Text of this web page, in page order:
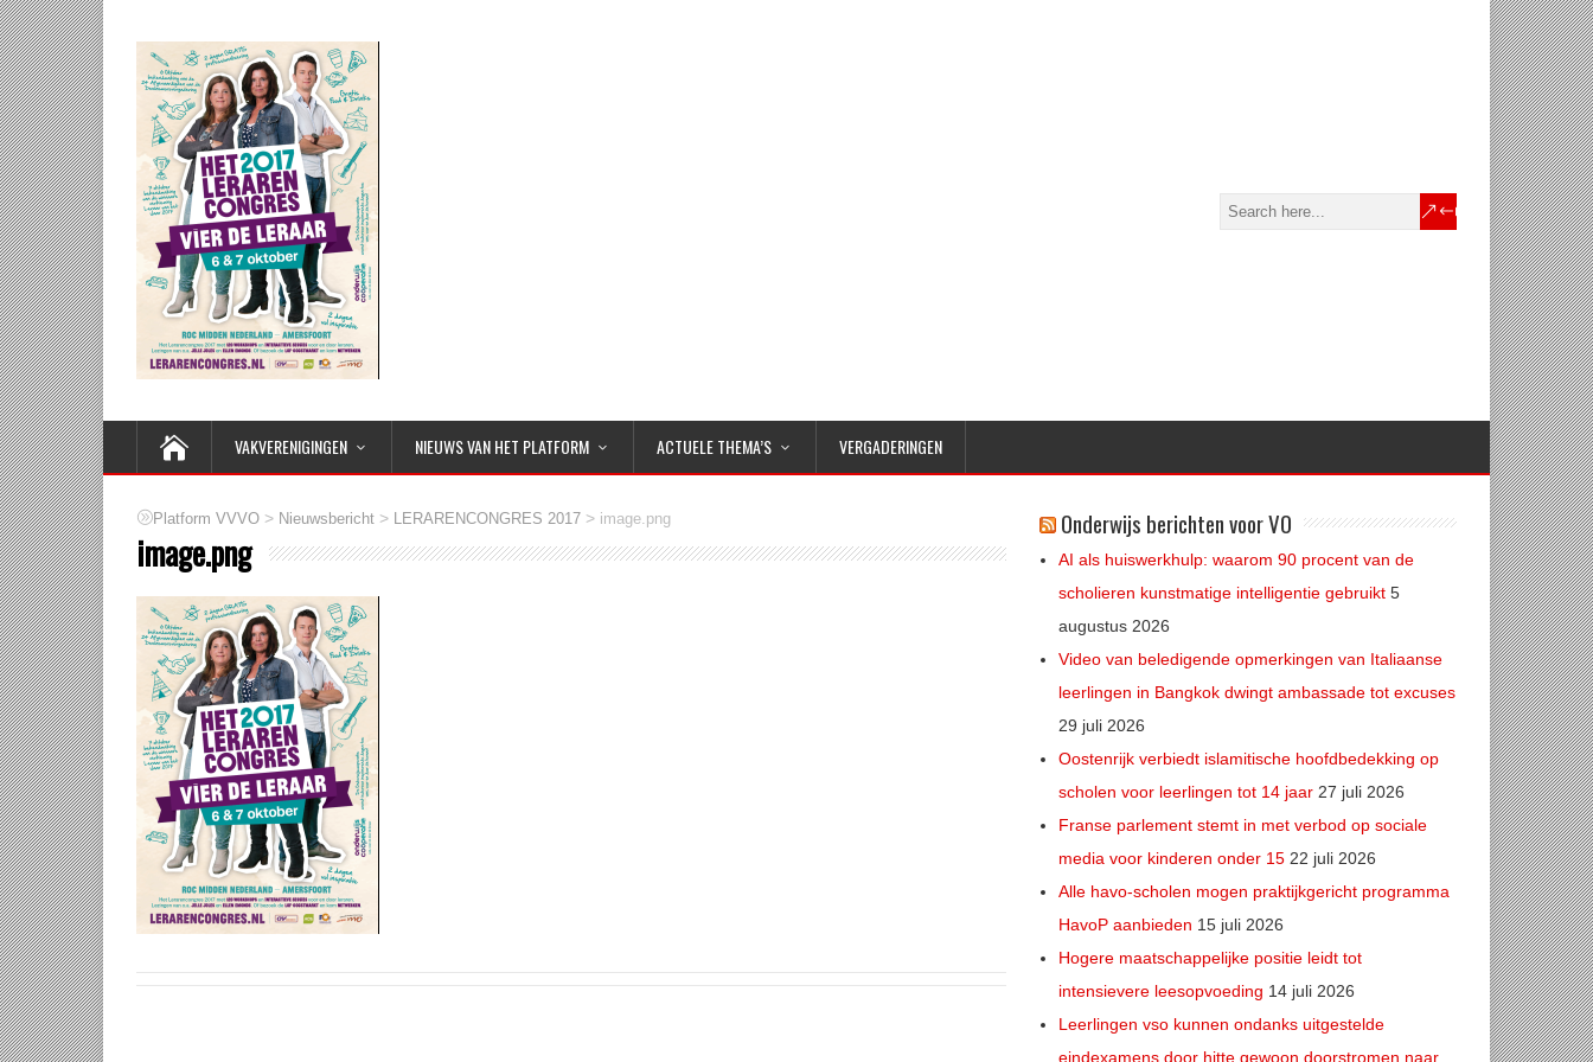
VAKVERENIGINGEN NIEUWS VAN HET PLATFORM ACTUELE THEMA’S VERGADERINGEN
Platform VVVO > Nieuwsbericht > LERARENCONGRES 2017 > image.png
image.png
Onderwijs berichten voor VO
AI als huiswerkhulp: waarom 90 procent van de
scholieren kunstmatige intelligentie gebruikt 5
augustus 2026
Video van beledigende opmerkingen van Italiaanse
leerlingen in Bangkok dwingt ambassade tot excuses
29 juli 2026
Oostenrijk verbiedt islamitische hoofdbedekking op
scholen voor leerlingen tot 14 jaar 27 juli 2026
Franse parlement stemt in met verbod op sociale
media voor kinderen onder 15 22 juli 2026
Alle havo-scholen mogen praktijkgericht programma
HavoP aanbieden 15 juli 2026
Hogere maatschappelijke positie leidt tot
intensievere leesopvoeding 14 juli 2026
Leerlingen vso kunnen ondanks uitgestelde
eindexamens door hitte gewoon doorstromen naar